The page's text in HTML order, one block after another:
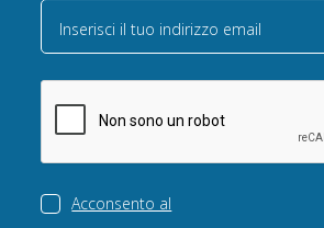
Inserisci il tuo indirizzo email
Acconsento al